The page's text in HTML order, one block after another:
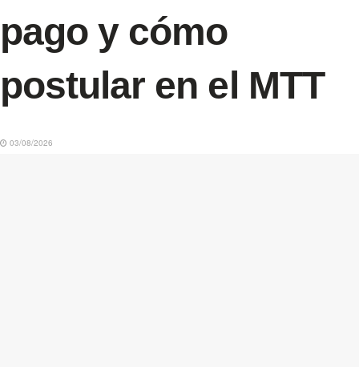
pago y cómo
postular en el MTT
03/08/2026